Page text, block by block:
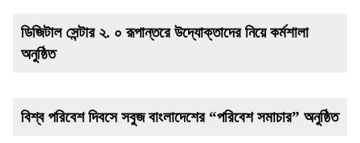
ডিজিটাল সেন্টার ২. ০ রূপান্তরে উদ্যোক্তাদের নিয়ে কর্মশালা
অনুষ্ঠিত
বিশ্ব পরিবেশ দিবসে সবুজ বাংলাদেশের “পরিবেশ সমাচার” অনুষ্ঠিত